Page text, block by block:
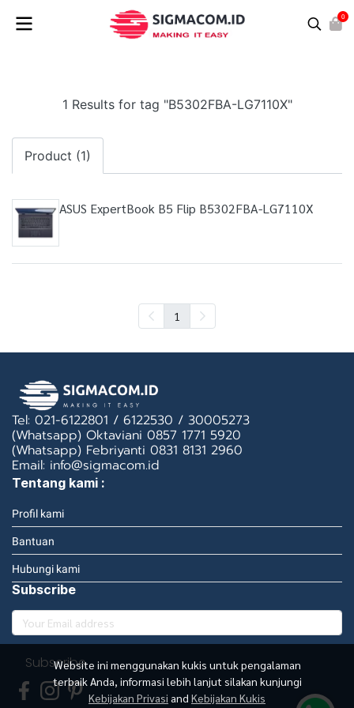
0
1 Results for tag "B5302FBA-LG7110X"
Product (1)
ASUS ExpertBook B5 Flip B5302FBA-LG7110X
1
Website ini menggunakan kukis untuk pengalaman
terbaik Anda, informasi lebih lanjut silakan kunjungi
Kebijakan Privasi and Kebijakan Kukis
Tel: 021-6122801 / 6122530 / 30005273
(Whatsapp) Oktaviani 0857 1771 5920
(Whatsapp) Febriyanti 0831 8131 2960
Email: info@sigmacom.id
Tentang kami :
Profil kami
Bantuan
Hubungi kami
Subscribe
Subscribe